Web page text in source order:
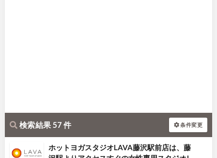
検索結果 57 件 条件変更
ホットヨガスタジオLAVA藤沢駅前店は、藤